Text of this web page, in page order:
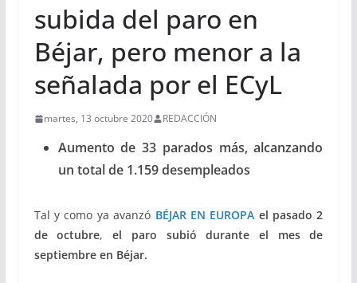
subida del paro en
Béjar, pero menor a la
señalada por el ECyL
martes, 13 octubre 2020 REDACCIÓN
Aumento de 33 parados más, alcanzando
un total de 1.159 desempleados
Tal y como ya avanzó BÉJAR EN EUROPA el pasado 2
de octubre,el paro subió durante el mes de
septiembre en Béjar.